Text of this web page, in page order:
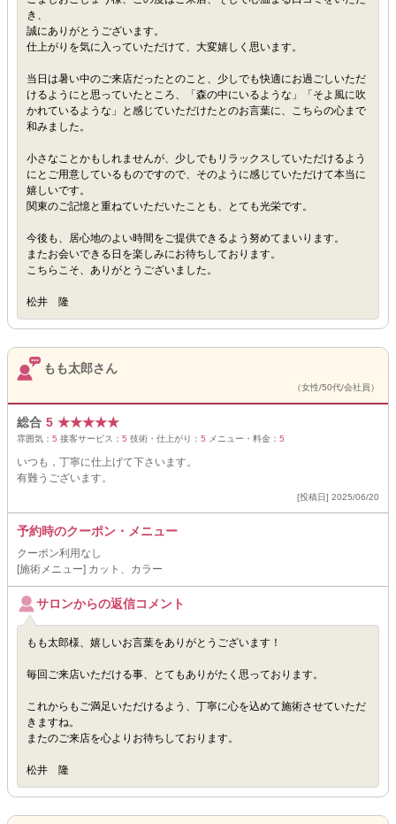
き、
誠にありがとうございます。
仕上がりを気に入っていただけて、大変嬉しく思います。
当日は暑い中のご来店だったとのこと、少しでも快適にお過ごしいただ
けるようにと思っていたところ、「森の中にいるような」「そよ風に吹
かれているような」と感じていただけたとのお言葉に、こちらの心まで
和みました。
小さなことかもしれませんが、少しでもリラックスしていただけるよう
にとご用意しているものですので、そのように感じていただけて本当に
嬉しいです。
関東のご記憶と重ねていただいたことも、とても光栄です。
今後も、居心地のよい時間をご提供できるよう努めてまいります。
またお会いできる日を楽しみにお待ちしております。
こちらこそ、ありがとうございました。
松井 隆
もも太郎さん
（女性/50代/会社員）
総合 5 ★★★★★
雰囲気： 5 接客サービス： 5 技術・仕上がり： 5 メニュー・料金： 5
いつも，丁寧に仕上げて下さいます。
有難うございます。
[投稿日] 2025/06/20
予約時のクーポン・メニュー
クーポン利用なし
[施術メニュー] カット、カラー
サロンからの返信コメント
もも太郎様、嬉しいお言葉をありがとうございます！
毎回ご来店いただける事、とてもありがたく思っております。
これからもご満足いただけるよう、丁寧に心を込めて施術させていただ
きますね。
またのご来店を心よりお待ちしております。
松井 隆